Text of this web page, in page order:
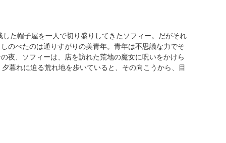
た帽子屋を一人で切り盛りしてきたソフィー。だがそれ
のべたのは通りすがりの美青年。青年は不思議な力でそ
夜、ソフィーは、店を訪れた荒地の魔女に呪いをかけら
暮れに迫る荒れ地を歩いていると、その向こうから、目